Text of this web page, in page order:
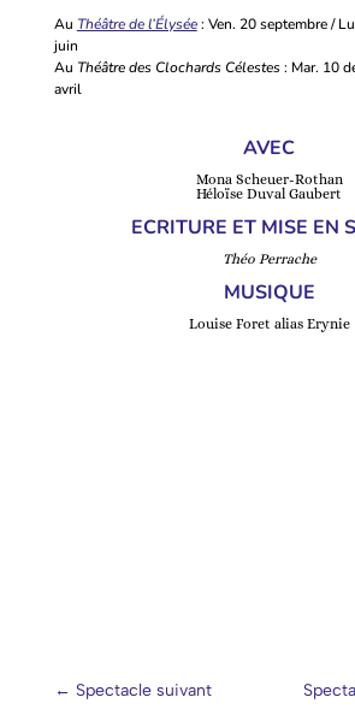
Au Théâtre de l’Élysée: Ven. 20 septembre /
juin
Au Théâtre des Clochards Célestes: Mar. 10
avril
AVEC
Mona Scheuer-Rothan
Héloïse Duval Gaubert
ECRITURE ET MISE EN
Théo Perrache
MUSIQUE
Louise Foret alias Erynie
← Spectacle suivant